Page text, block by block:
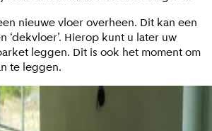
nieuwe vloer overheen. Dit kan een
‘dekvloer’. Hierop kunt u later uw
leggen. Dit is ook het moment om
te leggen.